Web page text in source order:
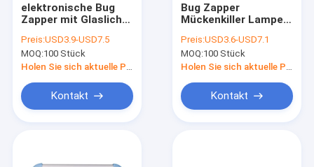
elektronische Bug
Zapper mit Glaslicht
wettbewerbsfähigen
Preis elektronische
Insektenschutzmittel
Preis:USD3.9-USD7.5
MOQ:100 Stück
Kontakt
Bug Zapper
Mückenkiller Lampe
einem
wettbewerbsfähigen
Preis
Preis:USD3.6-USD7.1
MOQ:100 Stück
Kontakt